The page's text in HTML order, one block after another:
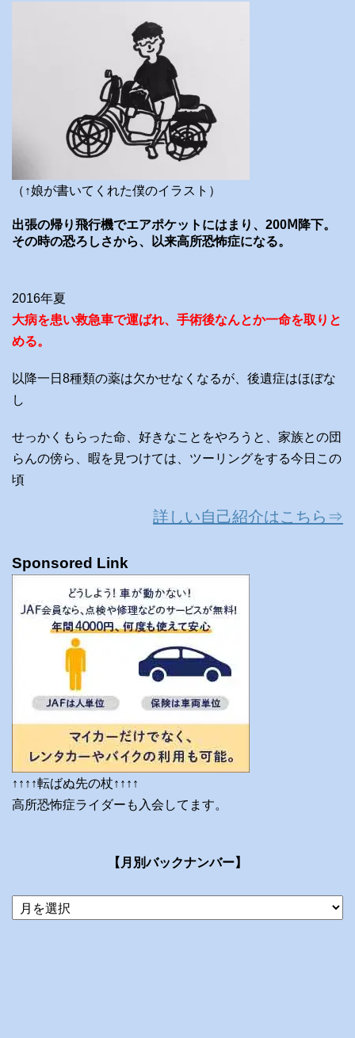
（↑娘が書いてくれた僕のイラスト）
出張の帰り飛行機でエアポケットにはまり、200Ⅿ降下。
その時の恐ろしさから、以来高所恐怖症になる。
2016年夏
大病を患い救急車で運ばれ、手術後なんとか一命を取りと
める。
以降一日8種類の薬は欠かせなくなるが、後遺症はほぼな
し
せっかくもらった命、好きなことをやろうと、家族との団
らんの傍ら、暇を見つけては、ツーリングをする今日この
頃
詳しい自己紹介はこちら⇒
Sponsored Link
↑↑↑↑転ばぬ先の杖↑↑↑↑
高所恐怖症ライダーも入会してます。
【月別バックナンバー】
当
ブ